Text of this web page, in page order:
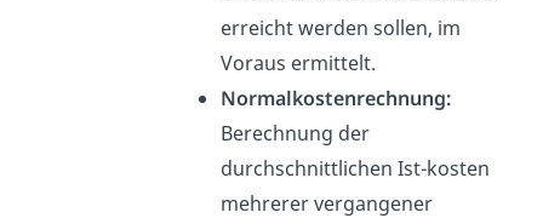
erreicht werden sollen, im
Voraus ermittelt.
Normalkostenrechnung:
Berechnung der
durchschnittlichen Ist-kosten
mehrerer vergangener